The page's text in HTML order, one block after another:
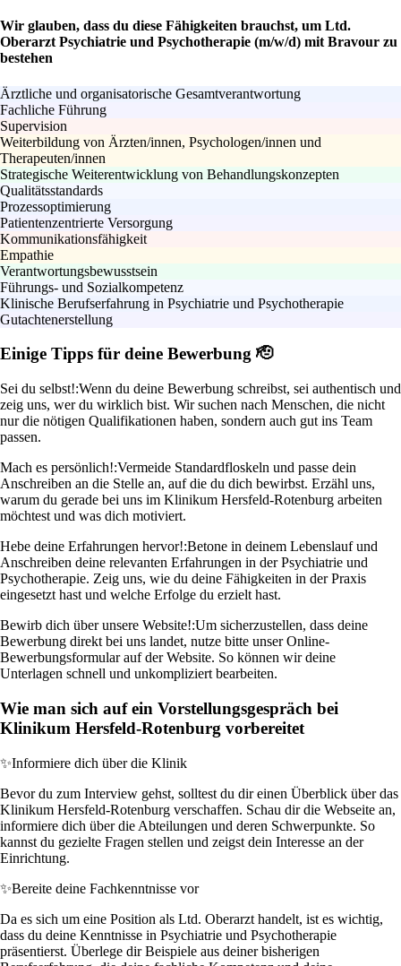
Wir glauben, dass du diese Fähigkeiten brauchst, um Ltd.
Oberarzt Psychiatrie und Psychotherapie (m/w/d) mit Bravour zu
bestehen
Ärztliche und organisatorische Gesamtverantwortung
Fachliche Führung
Supervision
Weiterbildung von Ärzten/innen, Psychologen/innen und
Therapeuten/innen
Strategische Weiterentwicklung von Behandlungskonzepten
Qualitätsstandards
Prozessoptimierung
Patientenzentrierte Versorgung
Kommunikationsfähigkeit
Empathie
Verantwortungsbewusstsein
Führungs- und Sozialkompetenz
Klinische Berufserfahrung in Psychiatrie und Psychotherapie
Gutachtenerstellung
Einige Tipps für deine Bewerbung 🫡
Sei du selbst!:Wenn du deine Bewerbung schreibst, sei authentisch und
zeig uns, wer du wirklich bist. Wir suchen nach Menschen, die nicht
nur die nötigen Qualifikationen haben, sondern auch gut ins Team
passen.
Mach es persönlich!:Vermeide Standardfloskeln und passe dein
Anschreiben an die Stelle an, auf die du dich bewirbst. Erzähl uns,
warum du gerade bei uns im Klinikum Hersfeld-Rotenburg arbeiten
möchtest und was dich motiviert.
Hebe deine Erfahrungen hervor!:Betone in deinem Lebenslauf und
Anschreiben deine relevanten Erfahrungen in der Psychiatrie und
Psychotherapie. Zeig uns, wie du deine Fähigkeiten in der Praxis
eingesetzt hast und welche Erfolge du erzielt hast.
Bewirb dich über unsere Website!:Um sicherzustellen, dass deine
Bewerbung direkt bei uns landet, nutze bitte unser Online-
Bewerbungsformular auf der Website. So können wir deine
Unterlagen schnell und unkompliziert bearbeiten.
Wie man sich auf ein Vorstellungsgespräch bei
Klinikum Hersfeld-Rotenburg vorbereitet
✨Informiere dich über die Klinik
Bevor du zum Interview gehst, solltest du dir einen Überblick über das
Klinikum Hersfeld-Rotenburg verschaffen. Schau dir die Webseite an,
informiere dich über die Abteilungen und deren Schwerpunkte. So
kannst du gezielte Fragen stellen und zeigst dein Interesse an der
Einrichtung.
✨Bereite deine Fachkenntnisse vor
Da es sich um eine Position als Ltd. Oberarzt handelt, ist es wichtig,
dass du deine Kenntnisse in Psychiatrie und Psychotherapie
präsentierst. Überlege dir Beispiele aus deiner bisherigen